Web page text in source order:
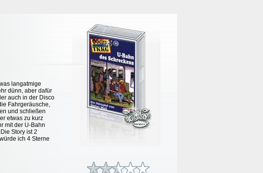
langatmige
dünn, aber dafür
auch in der Disco
Fahrgeräusche,
und schließen
etwas zu kurz
mit der U-Bahn
Story ist 2
ich 4 Sterne